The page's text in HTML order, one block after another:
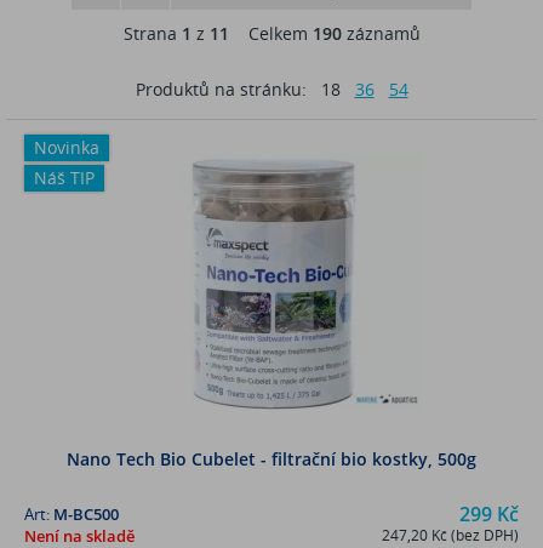
Strana 1 z 11 Celkem 190záznamů
Produktů na stránku: 18 36 54
Novinka
Náš TIP
Nano Tech Bio Cubelet - filtrační bio kostky, 500g
299 Kč
247,20 Kč (bez DPH)
Art: M-BC500
Není na skladě